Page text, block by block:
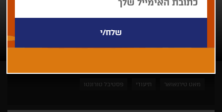
מאט טירנאואר תיעודי פסטיבל טורונטו